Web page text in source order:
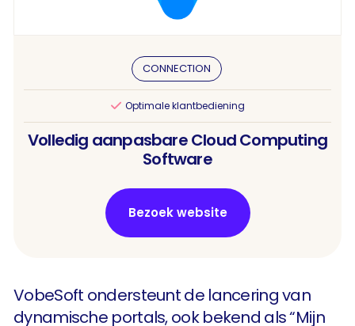
CONNECTION
 Optimale klantbediening
Volledig aanpasbare Cloud Computing
Software
Bezoek website
VobeSoft ondersteunt de lancering van
dynamische portals, ook bekend als “Mijn